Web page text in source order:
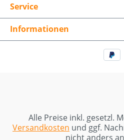
Service
Informationen
Alle Preise inkl. gesetzl.
Versandkosten und ggf.
nicht anders